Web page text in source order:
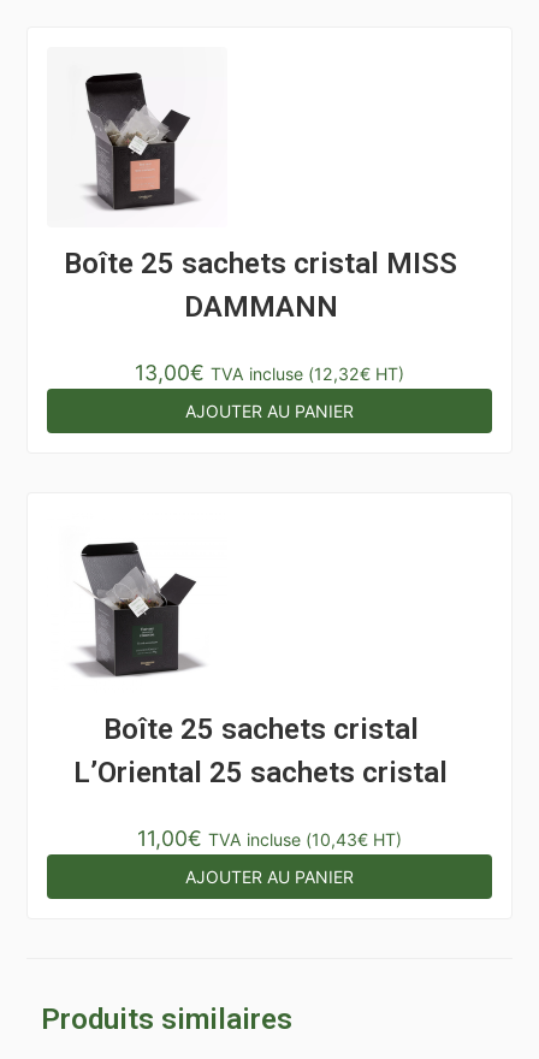
Boîte 25 sachets cristal MISS
DAMMANN
13,00€ TVA incluse (12,32€ HT)
AJOUTER AU PANIER
Boîte 25 sachets cristal
L’Oriental 25 sachets cristal
11,00€ TVA incluse (10,43€ HT)
AJOUTER AU PANIER
Produits similaires